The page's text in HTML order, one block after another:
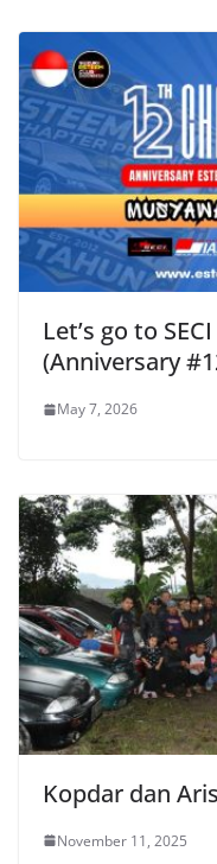
Let’s go to
(Anniversary
May 7, 2026
Kopdar dan
November 11, 2025